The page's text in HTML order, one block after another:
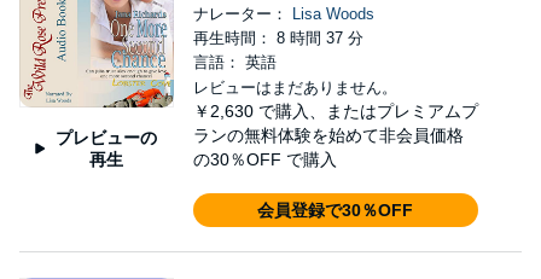
プレビューの
再生
ナレーター：
Lisa Woods
再生時間： 8 時間 37 分
言語： 英語
レビューはまだありません。
￥2,630 で購入、またはプレミアムプ
ランの無料体験を始めて非会員価格
の30％OFF で購入
会員登録で30％OFF